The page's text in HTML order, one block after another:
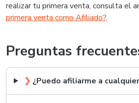
realizar tu primera venta, consulta el
primera venta como Afiliado?.
Preguntas
❯ ¿Puedo afiliarme a